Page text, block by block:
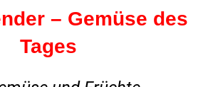
– Gemüse des
Tages